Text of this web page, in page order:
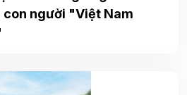
người "Việt Nam